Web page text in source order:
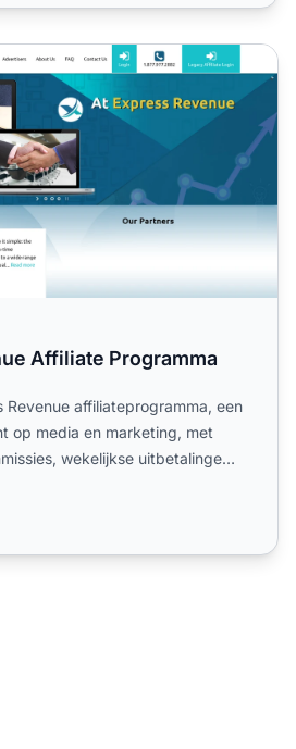
Programma
Affiliate Programma
Revenue affiliateprogramma, een
op media en marketing, met
wekelijkse uitbetalingen